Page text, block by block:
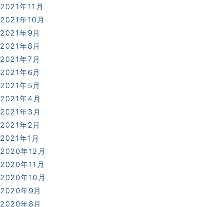
2021年11月
2021年10月
2021年9月
2021年8月
2021年7月
2021年6月
2021年5月
2021年4月
2021年3月
2021年2月
2021年1月
2020年12月
2020年11月
2020年10月
2020年9月
2020年8月